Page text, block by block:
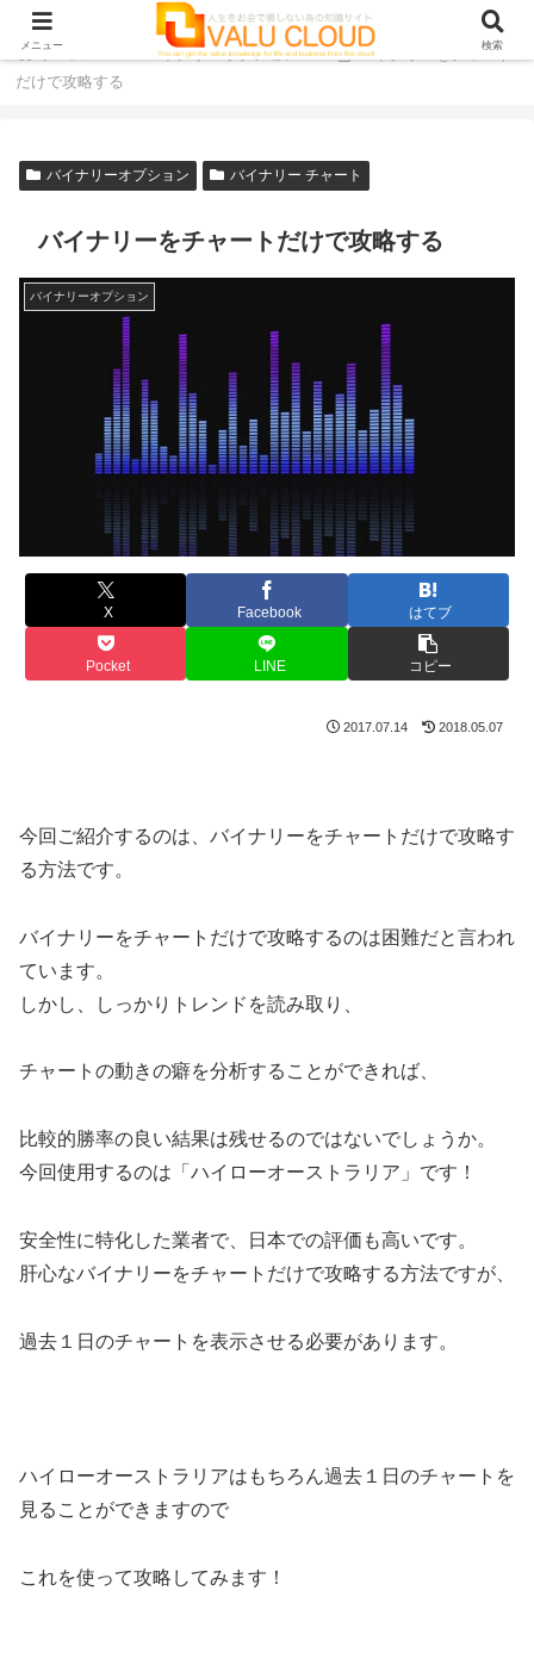
ホーム バイナリーオプション
バイナリーをチャート
だけで攻略する
バイナリーオプション バイナリー チャート
バイナリーをチャートだけで攻略する
バイナリーオプション
X Facebook はてブ
Pocket LINE コピー
2017.07.14 2018.05.07
今回ご紹介するのは、バイナリーをチャートだけで攻略す
る方法です。
バイナリーをチャートだけで攻略するのは困難だと言われ
ています。
しかし、しっかりトレンドを読み取り、
チャートの動きの癖を分析することができれば、
比較的勝率の良い結果は残せるのではないでしょうか。
今回使用するのは「ハイローオーストラリア」です！
安全性に特化した業者で、日本での評価も高いです。
肝心なバイナリーをチャートだけで攻略する方法ですが、
過去１日のチャートを表示させる必要があります。
ハイローオーストラリアはもちろん過去１日のチャートを
見ることができますので
これを使って攻略してみます！
メニュー 検索